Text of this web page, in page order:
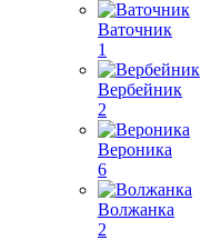
Ваточник
1
Вербейник
2
Вероника
6
Волжанка
2